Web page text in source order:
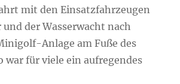
mit den Einsatzfahrzeugen
und der Wasserwacht nach
Anlage am Fuße des
war für viele ein aufregendes